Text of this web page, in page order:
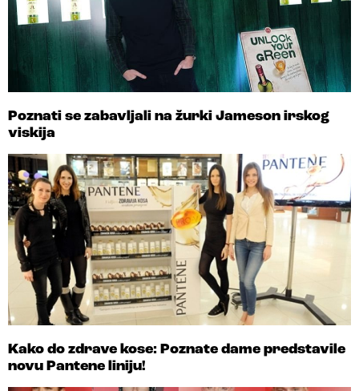
Poznati se zabavljali na žurki Jameson irskog
viskija
Kako do zdrave kose: Poznate dame predstavile
novu Pantene liniju!